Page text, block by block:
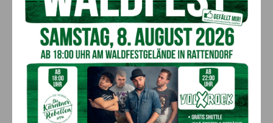
Ehrung für 50 Jahre Chorleitung:
Kärntner Lorbeer in Gold für Herwig
Schwarz
Aktuell 8. August 2026
„Paolo Santonino“ wird heute gespielt –
abgesagte Premiere von gestern Abend
wird morgen nachgeholt